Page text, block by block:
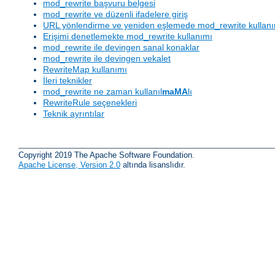
mod_rewrite başvuru belgesi
mod_rewrite ve düzenli ifadelere giriş
URL yönlendirme ve yeniden eşlemede mod_rewrite
Erişimi denetlemekte mod_rewrite kullanımı
mod_rewrite ile devingen sanal konaklar
mod_rewrite ile devingen vekalet
RewriteMap kullanımı
İleri teknikler
mod_rewrite ne zaman kullanılmaMAlı
RewriteRule seçenekleri
Teknik ayrıntılar
Copyright 2019 The Apache Software Foundation.
Apache License, Version 2.0 altında lisanslıdır.